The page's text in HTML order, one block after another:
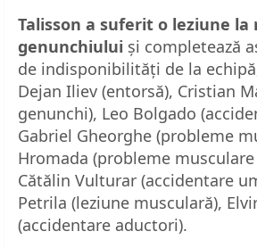
Talisson a suferit o leziune la
genunchiului și completează
de indisponibilități de la
Dejan Iliev (entorsă), Cristian
genunchi), Leo Bolgado
Gabriel Gheorghe (probleme
Hromada (probleme
Cătălin Vulturar (accidentare
Petrila (leziune musculară),
(accidentare aductori).